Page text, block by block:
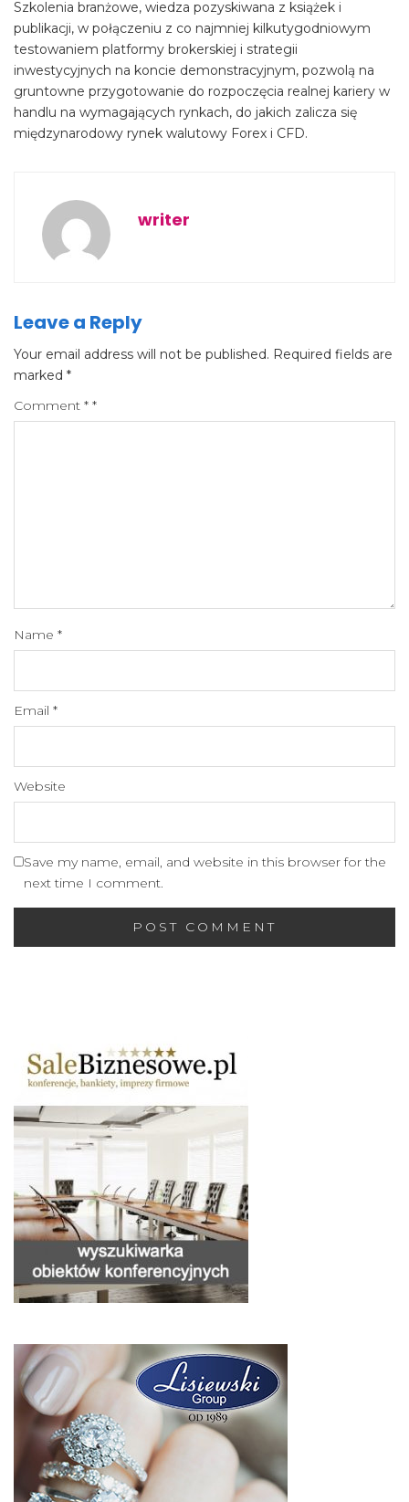
Szkolenia branżowe, wiedza pozyskiwana z książek i
publikacji, w połączeniu z co najmniej kilkutygodniowym
testowaniem platformy brokerskiej i strategii
inwestycyjnych na koncie demonstracyjnym, pozwolą na
gruntowne przygotowanie do rozpoczęcia realnej kariery w
handlu na wymagających rynkach, do jakich zalicza się
międzynarodowy rynek walutowy Forex i CFD.
writer
Leave a Reply
Your email address will not be published. Required fields are
marked *
Comment * *
Name *
Email *
Website
Save my name, email, and website in this browser for the
next time I comment.